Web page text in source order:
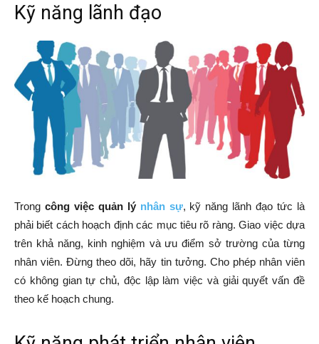
Kỹ năng lãnh đạo
Trong công việc quản lý nhân sự, kỹ năng lãnh đạo tức là
phải biết cách hoạch định các mục tiêu rõ ràng. Giao việc dựa
trên khả năng, kinh nghiệm và ưu điểm sở trường của từng
nhân viên. Đừng theo dõi, hãy tin tưởng. Cho phép nhân viên
có không gian tự chủ, độc lập làm việc và giải quyết vấn đề
theo kế hoạch chung.